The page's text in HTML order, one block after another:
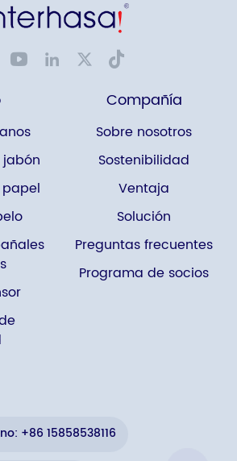
Compañía
Sobre nosotros
Sostenibilidad
Ventaja
Solución
Preguntas frecuentes
Programa de socios
+86 15858538116